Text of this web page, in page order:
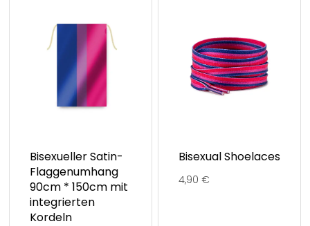
Bisexueller Satin-
Flaggenumhang
90cm * 150cm mit
integrierten
Kordeln
Bisexual Shoelaces
4,90 €